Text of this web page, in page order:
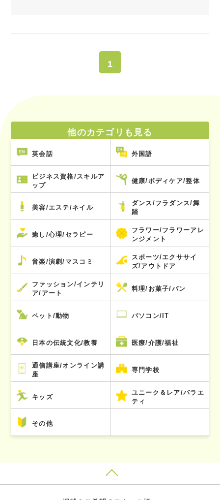
1
他のカテゴリも見る
英会話 外国語
ビジネス資格/スキルア
ップ
健康/ボディケア/整体
美容/エステ/ネイル
ダンス/フラダンス/舞
踏
癒し/心理/セラピー
フラワー/フラワーアレ
ンジメント
音楽/演劇/マスコミ
スポーツ/エクササイ
ズ/アウトドア
ファッション/インテリ
ア/アート
料理/お菓子/パン
ペット/動物 パソコン/IT
日本の伝統文化/教養 医療/介護/福祉
通信講座/オンライン講
座
専門学校
キッズ
ユニーク＆レア/バラエ
ティ
その他